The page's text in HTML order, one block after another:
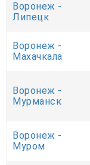
Воронеж -
Липецк
Воронеж -
Махачкала
Воронеж -
Мурманск
Воронеж -
Муром